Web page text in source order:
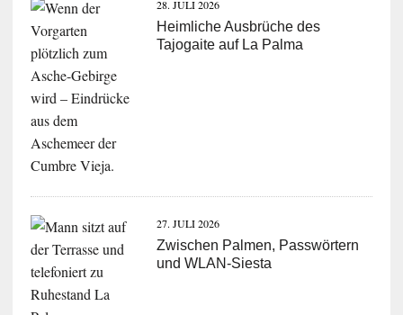
28. JULI 2026
Heimliche Ausbrüche des
Tajogaite auf La Palma
27. JULI 2026
Zwischen Palmen, Passwörtern
und WLAN-Siesta